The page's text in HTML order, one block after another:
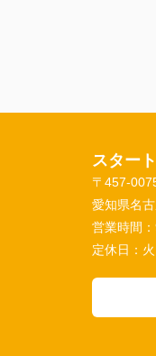
スター
〒457-
愛知県名
営業時間：
定休日：